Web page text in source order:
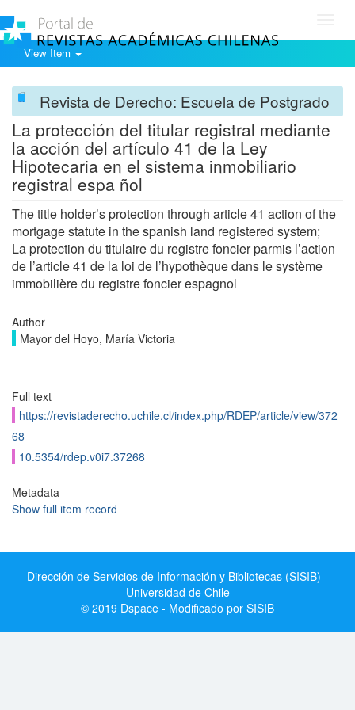
View Item
Revista de Derecho: Escuela de Postgrado
La protección del titular registral mediante
la acción del artículo 41 de la Ley
Hipotecaria en el sistema inmobiliario
registral espa ñol
The title holder’s protection through article 41 action of the
mortgage statute in the spanish land registered system;
La protection du titulaire du registre foncier parmis l’action
de l’article 41 de la loi de l’hypothèque dans le système
immobilière du registre foncier espagnol
Author
Mayor del Hoyo, María Victoria
Full text
https://revistaderecho.uchile.cl/index.php/RDEP/article/view/372
68
10.5354/rdep.v0i7.37268
Metadata
Show full item record
Dirección de Servicios de Información y Bibliotecas (SISIB) -
Universidad de Chile
© 2019 Dspace - Modificado por SISIB